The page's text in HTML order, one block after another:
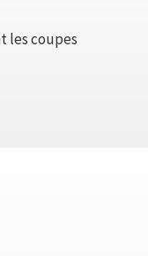
les coupes